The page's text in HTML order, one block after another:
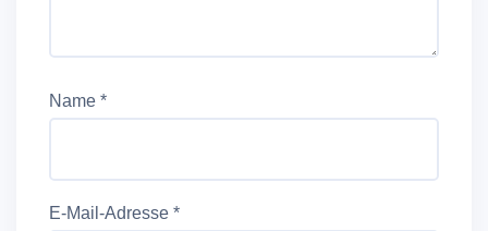
Name *
E-Mail-Adresse *